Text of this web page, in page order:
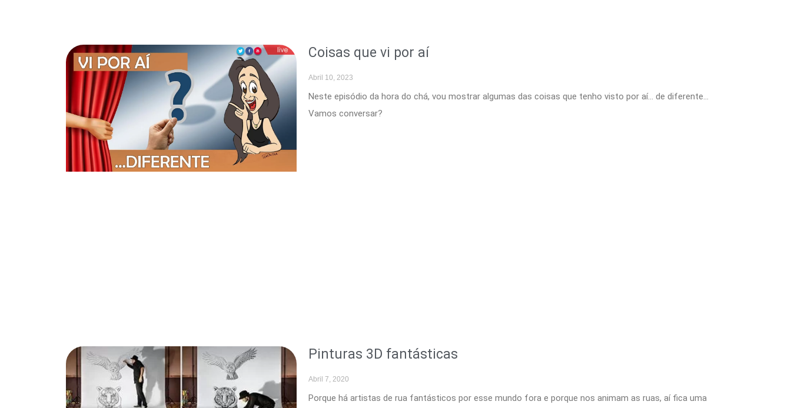
Coisas que vi por aí
Abril 10, 2023
Neste episódio da hora do chá, vou mostrar algumas das coisas que tenho visto por aí… de diferente…
Vamos conversar?
Pinturas 3D fantásticas
Abril 7, 2020
Porque há artistas de rua fantásticos por esse mundo fora e porque nos animam as ruas, aí fica uma
PagePagePagePagePage